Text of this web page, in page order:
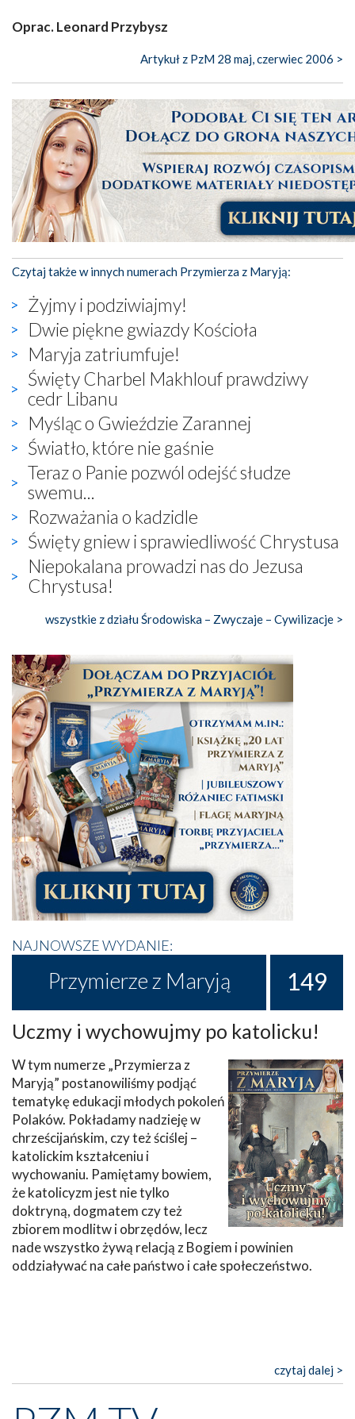
Oprac. Leonard Przybysz
Artykuł z PzM 28 maj, czerwiec 2006 >
Czytaj także w innych numerach Przymierza z Maryją:
Żyjmy i podziwiajmy!
Dwie piękne gwiazdy Kościoła
Maryja zatriumfuje!
Święty Charbel Makhlouf prawdziwy
cedr Libanu
Myśląc o Gwieździe Zarannej
Światło, które nie gaśnie
Teraz o Panie pozwól odejść słudze
swemu...
Rozważania o kadzidle
Święty gniew i sprawiedliwość Chrystusa
Niepokalana prowadzi nas do Jezusa
Chrystusa!
wszystkie z działu Środowiska – Zwyczaje – Cywilizacje >
NAJNOWSZE WYDANIE:
Przymierze z Maryją 149
Uczmy i wychowujmy po katolicku!
W tym numerze „Przymierza z
Maryją” postanowiliśmy podjąć
tematykę edukacji młodych pokoleń
Polaków. Pokładamy nadzieję w
chrześcijańskim, czy też ściślej –
katolickim kształceniu i
wychowaniu. Pamiętamy bowiem,
że katolicyzm jest nie tylko
doktryną, dogmatem czy też
zbiorem modlitw i obrzędów, lecz
nade wszystko żywą relacją z Bogiem i powinien
oddziaływać na całe państwo i całe społeczeństwo.
czytaj dalej >